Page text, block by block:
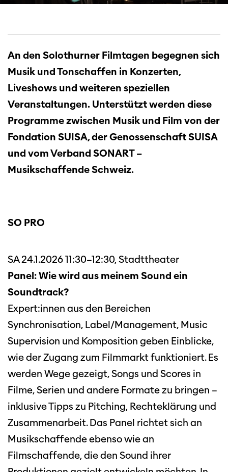
An den Solothurner Filmtagen begegnen sich
Musik und Tonschaffen in Konzerten,
Liveshows und weiteren speziellen
Veranstaltungen. Unterstützt werden diese
Programme zwischen Musik und Film von der
Fondation SUISA, der Genossenschaft SUISA
und vom Verband SONART –
Musikschaffende Schweiz.
SO PRO
SA 24.1.2026 11:30–12:30, Stadttheater
Panel: Wie wird aus meinem Sound ein
Soundtrack?
Expert:innen aus den Bereichen
Synchronisation, Label/Management, Music
Supervision und Komposition geben Einblicke,
wie der Zugang zum Filmmarkt funktioniert. Es
werden Wege gezeigt, Songs und Scores in
Filme, Serien und andere Formate zu bringen –
inklusive Tipps zu Pitching, Rechteklärung und
Zusammenarbeit. Das Panel richtet sich an
Musikschaffende ebenso wie an
Filmschaffende, die den Sound ihrer